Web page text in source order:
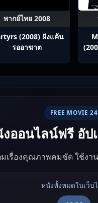
พากย์ไทย 2008
(2008) ฝังแค้น
รออาฆาต
FREE MOVIE 24
ออนไลน์ฟรี อัป
เรื่องคุณภาพคมชัด ใช้งา
หนังทั้งหมดในเว็บ